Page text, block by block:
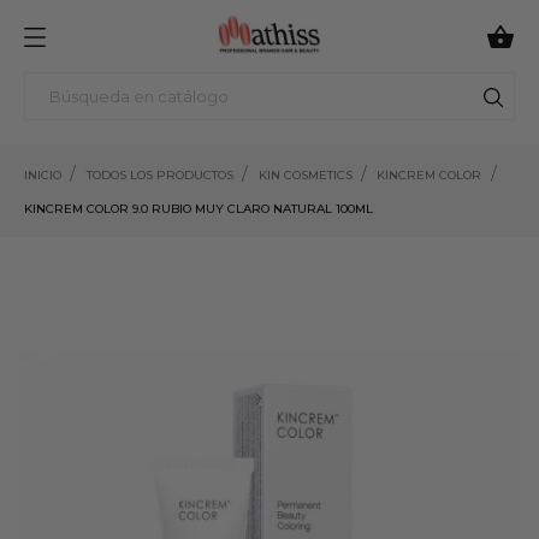

INICIO TODOS LOS PRODUCTOS KIN COSMETICS KINCREM COLOR
KINCREM COLOR 9.0 RUBIO MUY CLARO NATURAL 100ML